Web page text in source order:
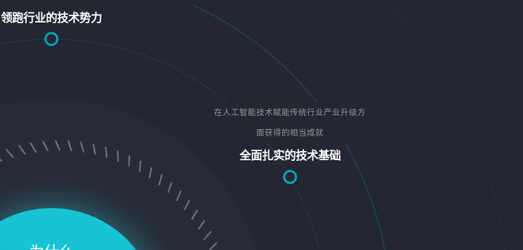
领跑行业的技术势力
在人工智能技术赋能传统行业产业升级方
面获得的相当成就
全面扎实的技术基础